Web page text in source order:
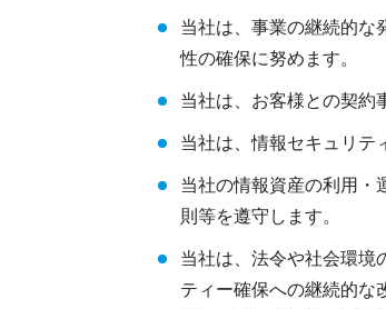
当社は、事業の継続的な
性の確保に努めます。
当社は、お客様との契約
当社は、情報セキュリテ
当社の情報資産の利用・
則等を遵守します。
当社は、法令や社会環境
ティー確保への継続的な